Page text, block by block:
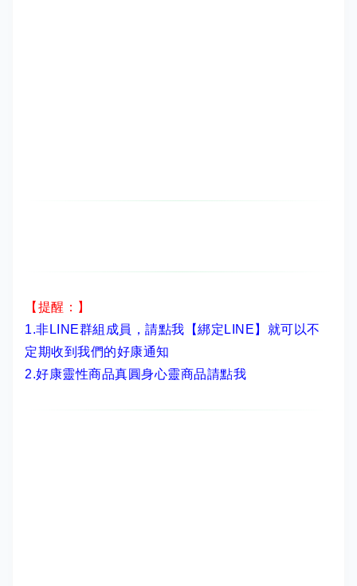
【提醒：】
1.非LINE群組成員， 請點我【綁定LINE】 就可以不
定期收到我們的好康通知
2.好康靈性商品真圓身心靈商品請點我